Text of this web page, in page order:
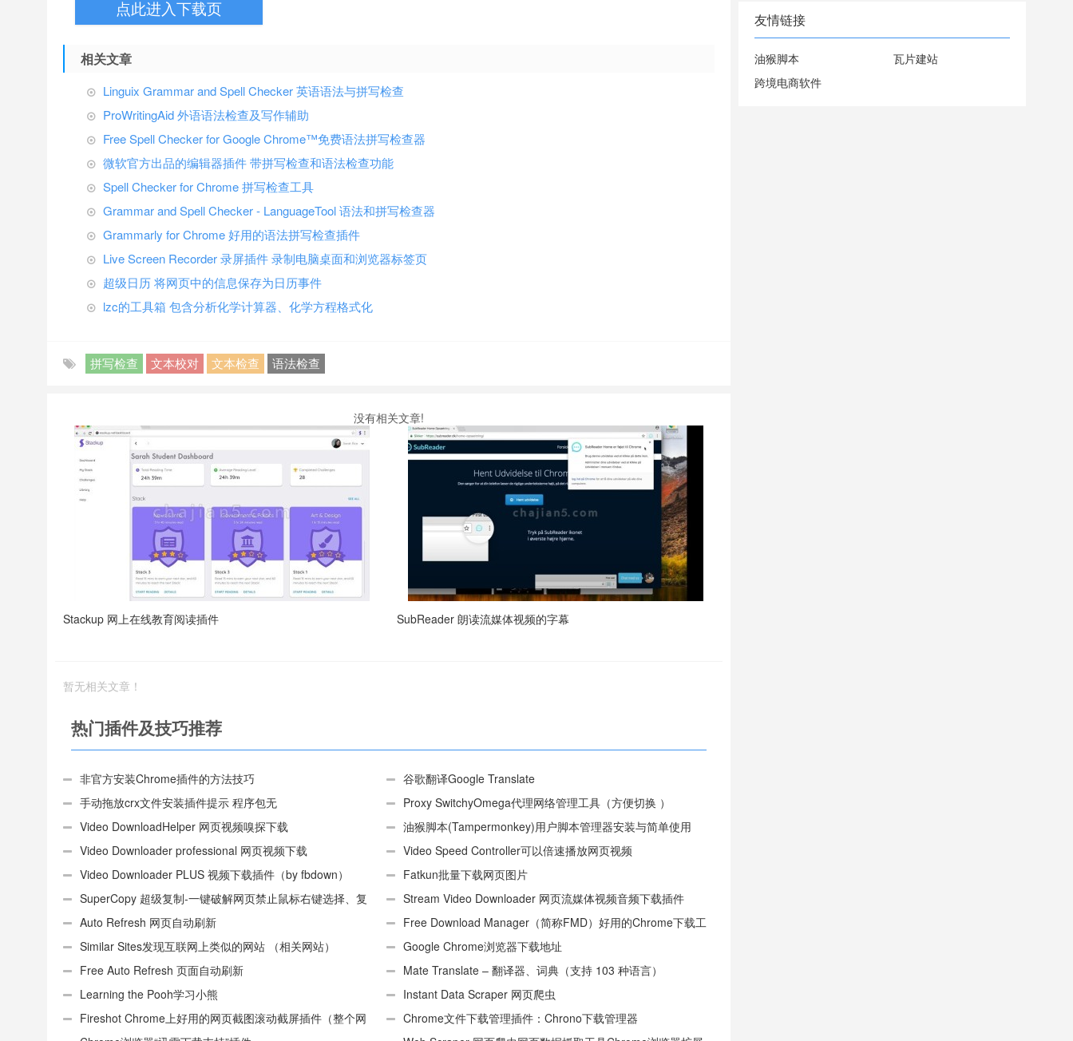
点此进入下载页
相关文章
Linguix Grammar and Spell Checker 英语语法与拼写检查
ProWritingAid 外语语法检查及写作辅助
Free Spell Checker for Google Chrome™免费语法拼写检查器
微软官方出品的编辑器插件 带拼写检查和语法检查功能
Spell Checker for Chrome 拼写检查工具
Grammar and Spell Checker - LanguageTool 语法和拼写检查器
Grammarly for Chrome 好用的语法拼写检查插件
Live Screen Recorder 录屏插件 录制电脑桌面和浏览器标签页
超级日历 将网页中的信息保存为日历事件
lzc的工具箱 包含分析化学计算器、化学方程格式化
拼写检查 文本校对 文本检查 语法检查
没有相关文章!
Stackup 网上在线教育阅读插件 SubReader 朗读流媒体视频的字幕
暂无相关文章！
热门插件及技巧推荐
非官方安装Chrome插件的方法技巧
谷歌翻译Google Translate
手动拖放crx文件安装插件提示 程序包无
效:“CEX_HEADER_INVALID”的解决办法
Proxy SwitchyOmega代理网络管理工具（方便切换 ）
Video DownloadHelper 网页视频嗅探下载
油猴脚本(Tampermonkey)用户脚本管理器安装与简单使用
（适用Android）
Video Downloader professional 网页视频下载
Video Speed Controller可以倍速播放网页视频
Video Downloader PLUS 视频下载插件（by fbdown）
Fatkun批量下载网页图片
SuperCopy 超级复制-一键破解网页禁止鼠标右键选择、复
制
Stream Video Downloader 网页流媒体视频音频下载插件
Auto Refresh 网页自动刷新
Free Download Manager（简称FMD）好用的Chrome下载工
具插件
Similar Sites发现互联网上类似的网站 （相关网站）
Google Chrome浏览器下载地址
Free Auto Refresh 页面自动刷新
Mate Translate – 翻译器、词典（支持 103 种语言）
Learning the Pooh学习小熊
Instant Data Scraper 网页爬虫
Fireshot Chrome上好用的网页截图滚动截屏插件（整个网
Chrome文件下载管理插件：Chrono下载管理器
友情链接
油猴脚本
瓦片建站
跨境电商软件